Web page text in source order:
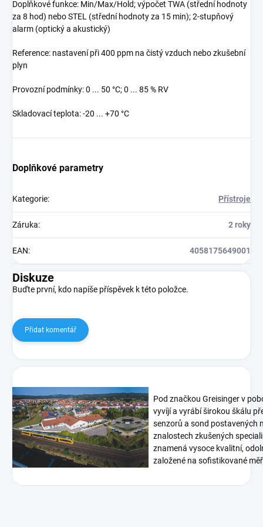
Doplňkové funkce: Min/Max/Hold; výpočet TWA (střední hodnoty
za 8 hod) nebo STEL (střední hodnoty za 15 min); 2-stupňový
alarm (optický a akustický)
Reference: nastavení při 400 ppm na čistý vzduch nebo zkušební
plyn
Provozní podmínky: 0 ... 50 °C; 0 ... 85 % RV
Skladovací teplota: -20 ... +70 °C
Doplňkové parametry
Kategorie: Přístroje
Záruka: 2 roky
EAN: 4058175649001
Diskuze
Buďte první, kdo napíše příspěvek k této položce.
Přidat komentář
Pod značkou Greisinger v
vyvíjí a vyrábí širokou škálu
senzorů a sond postavených
znalostech zkušených
znamená vysoce kvalitní,
založené na sofistikované